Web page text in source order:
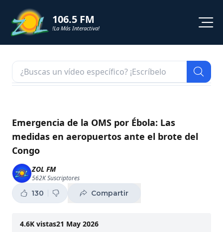
106.5 FM
!La Más Interactiva!
NOTICIAS
SHORTS
PODCAST
ZOL TV
Emergencia de la OMS por Ébola: Las
medidas en aeropuertos ante el brote del
Congo
ZOL FM
562KSuscriptores
130 Compartir
4.6K vistas21 May 2026